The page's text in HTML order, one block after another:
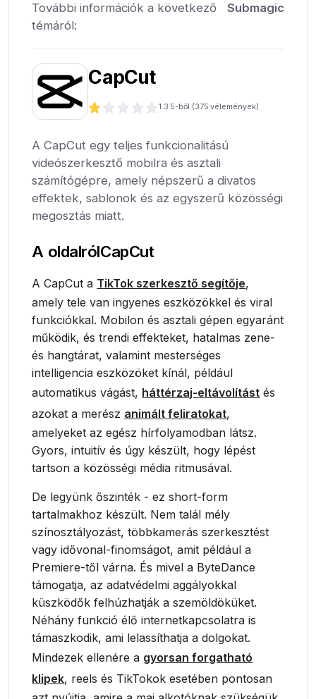
További információk a következő
témáról:
Submagic
CapCut
1.3 5-ből (375 vélemények)
A CapCut egy teljes funkcionalitású
videószerkesztő mobilra és asztali
számítógépre, amely népszerű a divatos
effektek, sablonok és az egyszerű közösségi
megosztás miatt.
A oldalrólCapCut
A CapCut a TikTok szerkesztő segítője,
amely tele van ingyenes eszközökkel és viral
funkciókkal. Mobilon és asztali gépen egyaránt
működik, és trendi effekteket, hatalmas zene-
és hangtárat, valamint mesterséges
intelligencia eszközöket kínál, például
automatikus vágást, háttérzaj-eltávolítást és
azokat a merész animált feliratokat,
amelyeket az egész hírfolyamodban látsz.
Gyors, intuitív és úgy készült, hogy lépést
tartson a közösségi média ritmusával.
De legyünk őszinték - ez short-form
tartalmakhoz készült. Nem talál mély
színosztályozást, többkamerás szerkesztést
vagy idővonal-finomságot, amit például a
Premiere-től várna. És mivel a ByteDance
támogatja, az adatvédelmi aggályokkal
küszködők felhúzhatják a szemöldöküket.
Néhány funkció élő internetkapcsolatra is
támaszkodik, ami lelassíthatja a dolgokat.
Mindezek ellenére a gyorsan forgatható
klipek, reels és TikTokok esetében pontosan